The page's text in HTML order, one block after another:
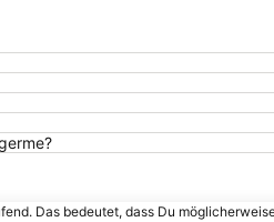
Das bedeutet, dass Du